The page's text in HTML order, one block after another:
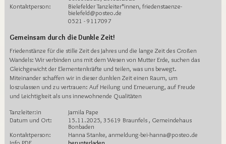
Kontaktperson:
Bielefelder Tanzleiter*innen, friedenstaenze-
bielefeld@posteo.de
0521 - 9117097
Gemeinsam durch die Dunkle Zeit!
Friedenstänze für die stille Zeit des Jahres und die lange Zeit des Großen
Wandels: Wir verbinden uns mit dem Wesen von Mutter Erde, suchen das
Gleichgewicht der Elementenkräfte und teilen, was uns bewegt.
Miteinander schaffen wir in dieser dunklen Zeit einen Raum, um
loszulassen und zu vertrauen: Auf Heilung und Erneuerung, auf Freude
und Leichtigkeit als uns innewohnende Qualitäten
Tanzleiter:in
Jamila Pape
Datum und Ort:
15.11.2025, 35619 Braunfels , Gemeindehaus
Bonbaden
Kontaktperson:
Hanna Stanke, anmeldung-bei-hanna@posteo.de